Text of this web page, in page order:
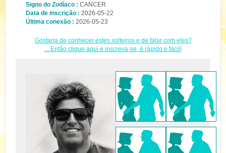
Signo do Zodíaco : CANCER
Data de inscrição : 2026-05-22
Última conexão : 2026-05-23
Gostaria de conhecer estes solteiros e de falar com eles?
... Então clique aqui e inscreva-se, é rápido e fácil!